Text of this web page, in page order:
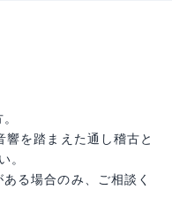
を踏まえた通し稽古と
。
る場合のみ、ご相談く